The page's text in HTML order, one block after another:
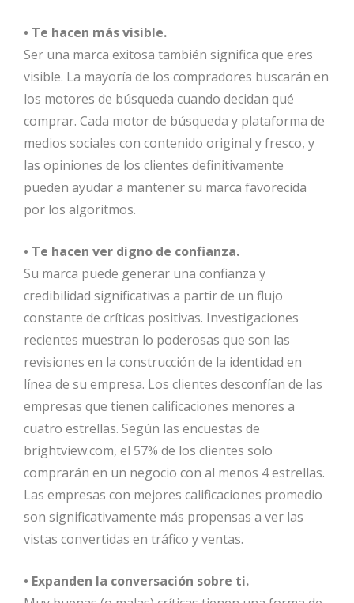
• Te hacen más visible.
Ser una marca exitosa también significa que eres
visible. La mayoría de los compradores buscarán en
los motores de búsqueda cuando decidan qué
comprar. Cada motor de búsqueda y plataforma de
medios sociales con contenido original y fresco, y
las opiniones de los clientes definitivamente
pueden ayudar a mantener su marca favorecida
por los algoritmos.
• Te hacen ver digno de confianza.
Su marca puede generar una confianza y
credibilidad significativas a partir de un flujo
constante de críticas positivas. Investigaciones
recientes muestran lo poderosas que son las
revisiones en la construcción de la identidad en
línea de su empresa. Los clientes desconfían de las
empresas que tienen calificaciones menores a
cuatro estrellas. Según las encuestas de
brightview.com, el 57% de los clientes solo
comprarán en un negocio con al menos 4 estrellas.
Las empresas con mejores calificaciones promedio
son significativamente más propensas a ver las
vistas convertidas en tráfico y ventas.
• Expanden la conversación sobre ti.